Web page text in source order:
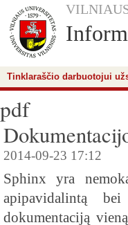
Tinklaraščio darbuotojui
pdf
2014-09-23 17:12
Sphinx yra
apipavidalintą
dokumentaciją